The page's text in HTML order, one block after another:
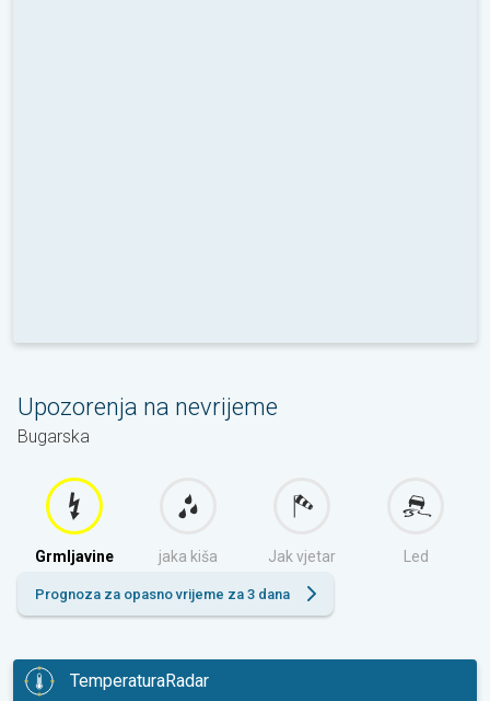
Upozorenja na nevrijeme
Bugarska
Grmljavine jaka kiša Jak vjetar Led
Prognoza za opasno vrijeme za 3 dana
TemperaturaRadar